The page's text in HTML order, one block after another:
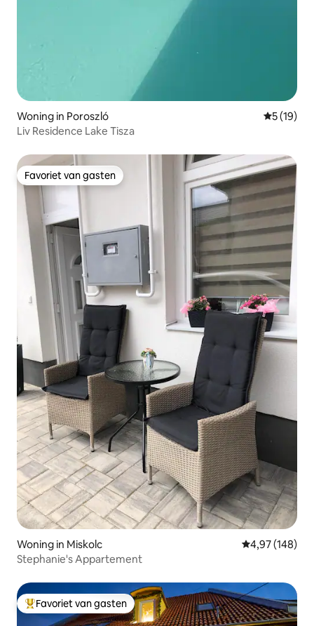
Woning in Poroszló
5 (19)
Liv Residence Lake Tisza
Favoriet van gasten
Favoriet van gasten
Woning in Miskolc Gemiddelde
4,97 (148)
Stephanie's Appartement
Topfavoriet van gasten
Favoriet van gasten